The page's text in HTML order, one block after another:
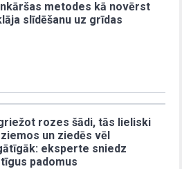
metodes kā novērst
slīdēšanu uz grīdas
rozes šādi, tās lieliski
un ziedēs vēl
eksperte sniedz
padomus